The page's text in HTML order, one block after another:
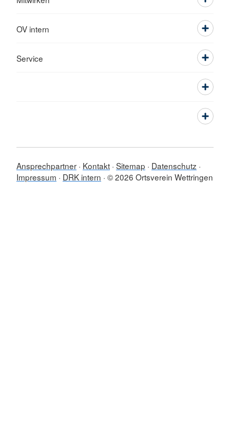
OV intern
Service
Ansprechpartner Kontakt Sitemap
Datenschutz
Impressum
DRK intern © 2026 Ortsverein Wettringen